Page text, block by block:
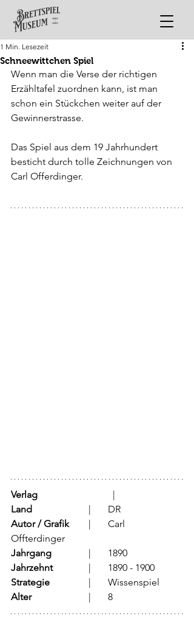
Schneewittchen Spiel
1 Min. Lesezeit
Wenn man die Verse der richtigen
Erzähltafel zuordnen kann, ist man
schon ein Stückchen weiter auf der
Gewinnerstrasse.
Das Spiel aus dem 19 Jahrhundert
besticht durch tolle Zeichnungen von
Carl Offerdinger.
Verlag
Land
			  |	DR
Autor / Grafik
	  |	Carl
Offterdinger
Jahrgang
		  |	1890
Jahrzehnt
		  |	1890 - 1900
Strategie
		  |	Wissenspiel
Alter
			  |	8